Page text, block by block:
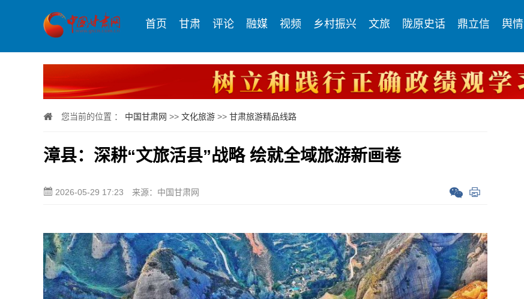
首页 甘肃 评论 融媒 视频 乡村振兴 文旅 陇原史话 鼎立信 舆情
您当前的位置 ： 中国甘肃网 >> 文化旅游 >> 甘肃旅游精品线路
漳县：深耕“文旅活县”战略 绘就全域旅游新画卷
2026-05-29 17:23 来源：中国甘肃网